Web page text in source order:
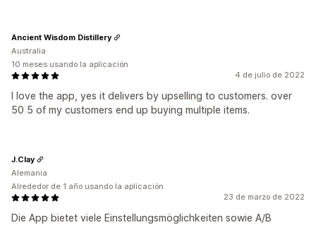
4 de julio de 2022
I love the app, yes it delivers by upselling to customers. over
50 5 of my customers end up buying multiple items.
Ancient Wisdom Distillery
Australia
10 meses usando la aplicación
23 de marzo de 2022
Die App bietet viele Einstellungsmöglichkeiten sowie A/B
J.Clay
Alemania
Alrededor de 1 año usando la aplicación